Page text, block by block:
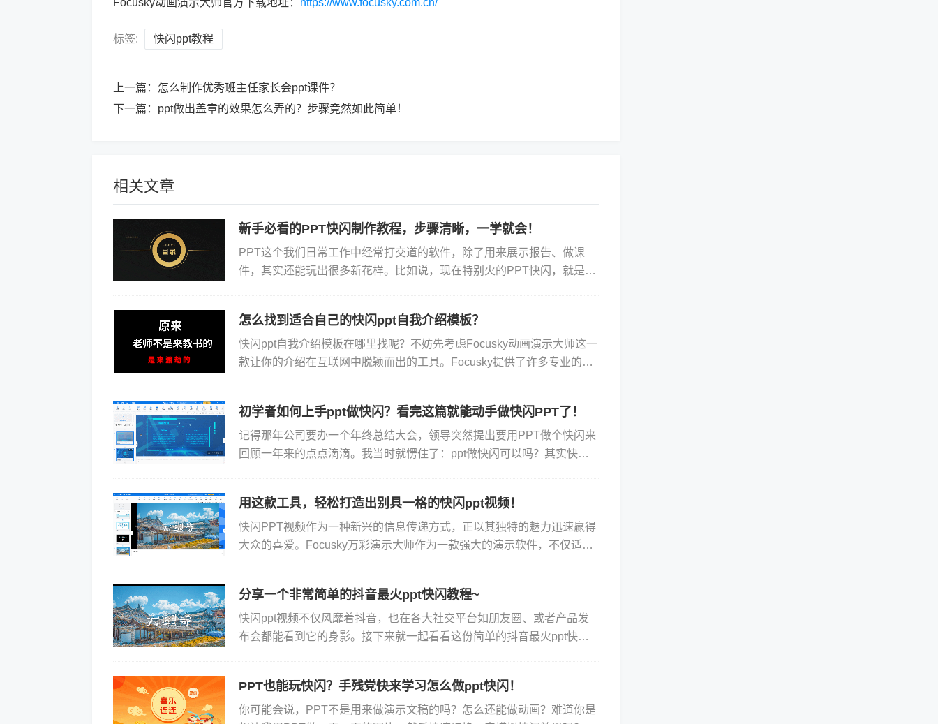
Focusky动画演示大师官方下载地址： https://www.focusky.com.cn/
标签: 快闪ppt教程
上一篇： 怎么制作优秀班主任家长会ppt课件？
下一篇： ppt做出盖章的效果怎么弄的？步骤竟然如此简单！
相关文章
新手必看的PPT快闪制作教程，步骤清晰，一学就会！
PPT这个我们日常工作中经常打交道的软件，除了用来展示报告、做课
件，其实还能玩出很多新花样。比如说，现在特别火的PPT快闪，就是一
怎么找到适合自己的快闪ppt自我介绍模板？
快闪ppt自我介绍模板在哪里找呢？不妨先考虑Focusky动画演示大师这一
款让你的介绍在互联网中脱颖而出的工具。Focusky提供了许多专业的
初学者如何上手ppt做快闪？看完这篇就能动手做快闪PPT了！
记得那年公司要办一个年终总结大会，领导突然提出要用PPT做个快闪来
回顾一年来的点点滴滴。我当时就愣住了：ppt做快闪可以吗？其实快闪
用这款工具，轻松打造出别具一格的快闪ppt视频！
快闪PPT视频作为一种新兴的信息传递方式，正以其独特的魅力迅速赢得
大众的喜爱。Focusky万彩演示大师作为一款强大的演示软件，不仅适用
分享一个非常简单的抖音最火ppt快闪教程~
快闪ppt视频不仅风靡着抖音，也在各大社交平台如朋友圈、或者产品发
布会都能看到它的身影。接下来就一起看看这份简单的抖音最火ppt快闪
PPT也能玩快闪？手残党快来学习怎么做ppt快闪！
你可能会说，PPT不是用来做演示文稿的吗？怎么还能做动画？难道你是